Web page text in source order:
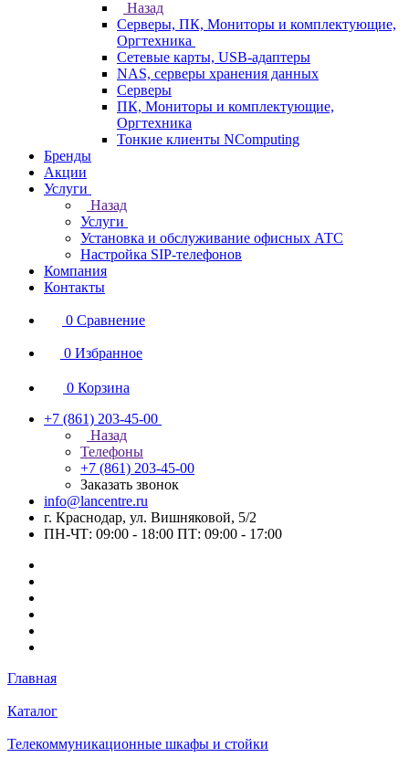
Назад
Серверы, ПК, Мониторы и комплектующие,
Оргтехника
Сетевые карты, USB-адаптеры
NAS, серверы хранения данных
Серверы
ПК, Мониторы и комплектующие,
Оргтехника
Тонкие клиенты NComputing
Бренды
Акции
Услуги
Назад
Услуги
Установка и обслуживание офисных АТС
Настройка SIP-телефонов
Компания
Контакты
0 Сравнение
0 Избранное
0 Корзина
+7 (861) 203-45-00
Назад
Телефоны
+7 (861) 203-45-00
Заказать звонок
info@lancentre.ru
г. Краснодар, ул. Вишняковой, 5/2
ПН-ЧТ: 09:00 - 18:00 ПТ: 09:00 - 17:00
Главная
Каталог
Телекоммуникационные шкафы и стойки